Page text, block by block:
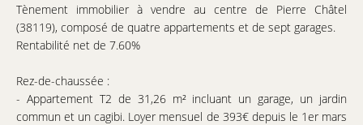
Tènement immobilier à vendre au centre de Pierre Châtel
(38119), composé de quatre appartements et de sept garages.
Rentabilité net de 7.60%
Rez-de-chaussée :
- Appartement T2 de 31,26 m² incluant un garage, un jardin
commun et un cagibi. Loyer mensuel de 393€ depuis le 1er mars